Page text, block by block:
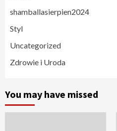
shamballasierpien2024
Styl
Uncategorized
Zdrowie i Uroda
You may have missed